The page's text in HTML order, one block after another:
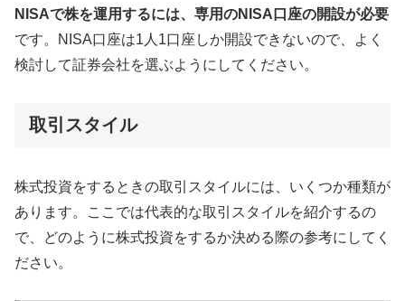
NISAで株を運用するには、専用のNISA口座の開設が必要
です。NISA口座は1人1口座しか開設できないので、よく
検討して証券会社を選ぶようにしてください。
取引スタイル
株式投資をするときの取引スタイルには、いくつか種類が
あります。ここでは代表的な取引スタイルを紹介するの
で、どのように株式投資をするか決める際の参考にしてく
ださい。